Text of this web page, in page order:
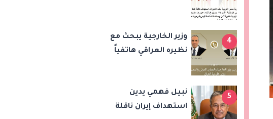
4
وزير الخارجية يبحث مع
نظيره العراقي هاتفياً
5
نبيل فهمي يدين
استهداف إيران ناقلة